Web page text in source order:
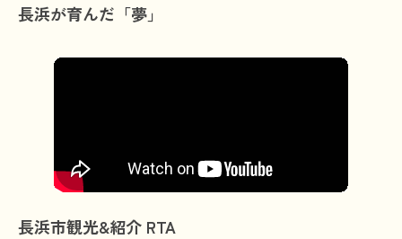
長浜が育んだ「夢」
長浜市観光&紹介 RTA